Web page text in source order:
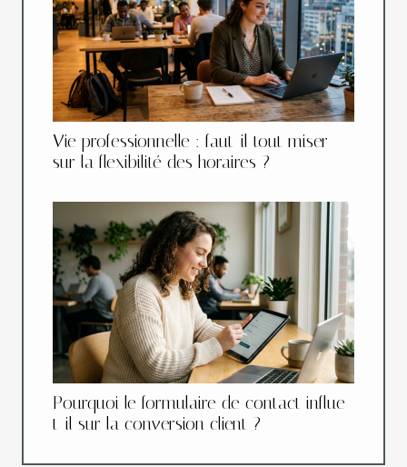
Vie professionnelle : faut-il tout miser
sur la flexibilité des horaires ?
Pourquoi le formulaire de contact influe-
t-il sur la conversion client ?